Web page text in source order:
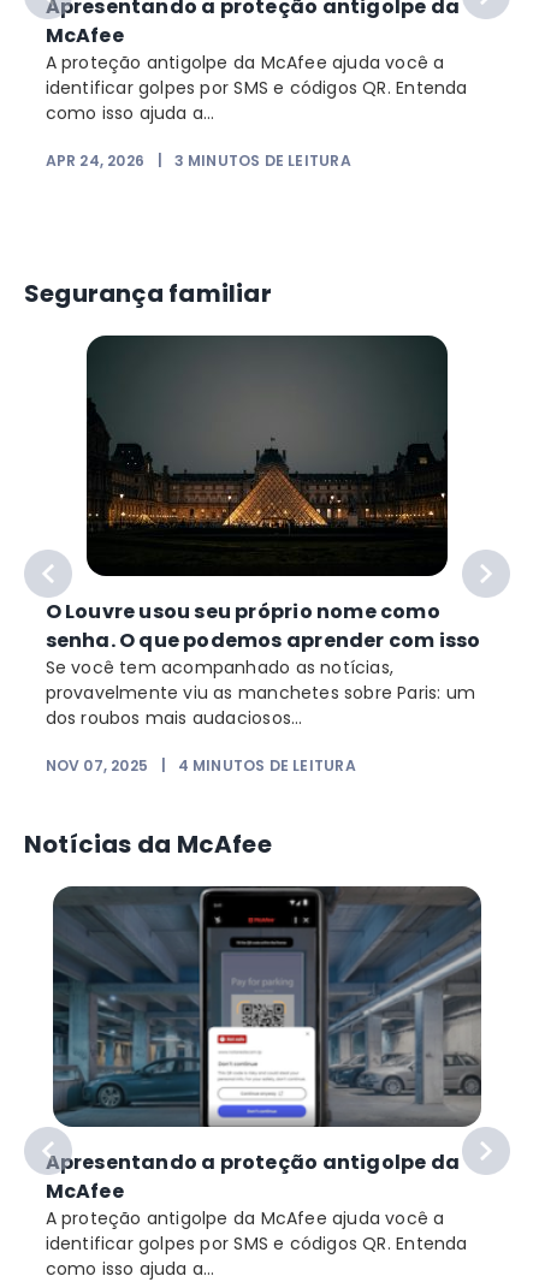
Apresentando a proteção antigolpe da
McAfee
A proteção antigolpe da McAfee ajuda você a
identificar golpes por SMS e códigos QR. Entenda
como isso ajuda a...
APR 24, 2026 3 MINUTOS DE LEITURA
Segurança familiar
O Louvre usou seu próprio nome como
senha. O que podemos aprender com isso
Se você tem acompanhado as notícias,
provavelmente viu as manchetes sobre Paris: um
dos roubos mais audaciosos...
NOV 07, 2025 4 MINUTOS DE LEITURA
Notícias da McAfee
Apresentando a proteção antigolpe da
McAfee
A proteção antigolpe da McAfee ajuda você a
identificar golpes por SMS e códigos QR. Entenda
como isso ajuda a...